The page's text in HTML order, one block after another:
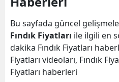
Bu sayfada güncel
Fındık Fiyatları ile ilgili en
dakika Fındık Fiyatları
Fiyatları videoları, Fındık
Fiyatları haberleri